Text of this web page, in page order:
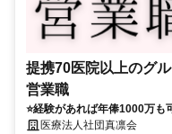
提携70医院以上のグ
営業職
⭐経験があれば年俸1000万も
医療法人社団真凛会